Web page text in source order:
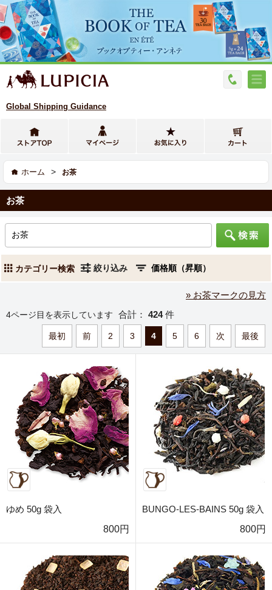
Global Shipping Guidance
ホーム > お茶
お茶
カテゴリー検索 絞り込み
» お茶マークの見方
4ページ目を表示しています 合計： 424件
最初 前 2 3 4 5 6 次 最後
ゆめ 50g 袋入
800円
BUNGO-LES-BAINS 50g 袋入
800円